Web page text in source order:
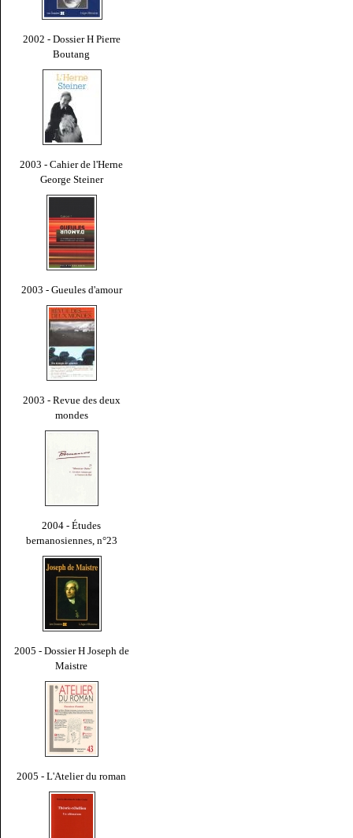
2002 - Dossier H Pierre
Boutang
2003 - Cahier de l'Herne
George Steiner
2003 - Gueules d'amour
2003 - Revue des deux
mondes
2004 - Études
bernanosiennes, n°23
2005 - Dossier H Joseph de
Maistre
2005 - L'Atelier du roman